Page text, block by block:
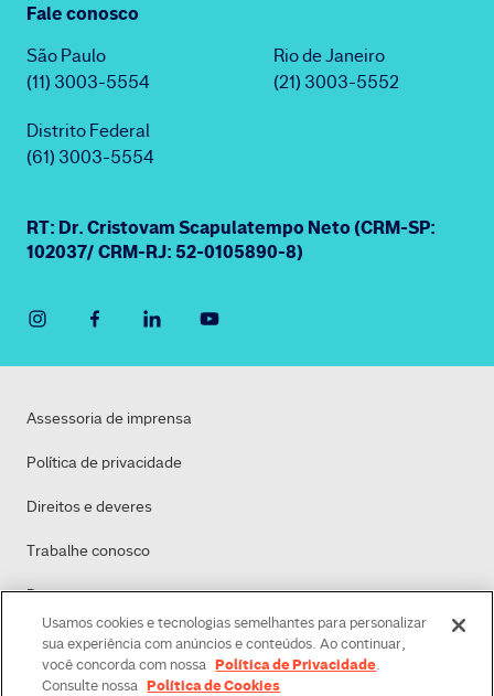
Fale conosco
São Paulo
(11) 3003-5554
Rio de Janeiro
(21) 3003-5552
Distrito Federal
(61) 3003-5554
RT: Dr. Cristovam Scapulatempo Neto (CRM-SP:
102037/ CRM-RJ: 52-0105890-8)
Assessoria de imprensa
Política de privacidade
Direitos e deveres
Trabalhe conosco
Dasa
Política de Cookies
Usamos cookies e tecnologias semelhantes para personalizar
sua experiência com anúncios e conteúdos. Ao continuar,
você concorda com nossa Política de Privacidade.
Consulte nossa Política de Cookies